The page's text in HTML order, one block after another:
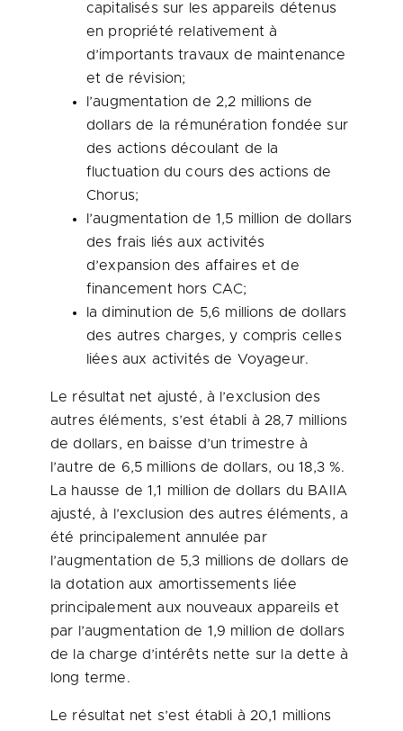
capitalisés sur les appareils détenus
en propriété relativement à
d’importants travaux de maintenance
et de révision;
l’augmentation de 2,2 millions de
dollars de la rémunération fondée sur
des actions découlant de la
fluctuation du cours des actions de
Chorus;
l’augmentation de 1,5 million de dollars
des frais liés aux activités
d’expansion des affaires et de
financement hors CAC;
la diminution de 5,6 millions de dollars
des autres charges, y compris celles
liées aux activités de Voyageur.
Le résultat net ajusté, à l’exclusion des
autres éléments, s’est établi à 28,7 millions
de dollars, en baisse d’un trimestre à
l’autre de 6,5 millions de dollars, ou 18,3 %.
La hausse de 1,1 million de dollars du BAIIA
ajusté, à l’exclusion des autres éléments, a
été principalement annulée par
l’augmentation de 5,3 millions de dollars de
la dotation aux amortissements liée
principalement aux nouveaux appareils et
par l’augmentation de 1,9 million de dollars
de la charge d’intérêts nette sur la dette à
long terme.
Le résultat net s’est établi à 20,1 millions